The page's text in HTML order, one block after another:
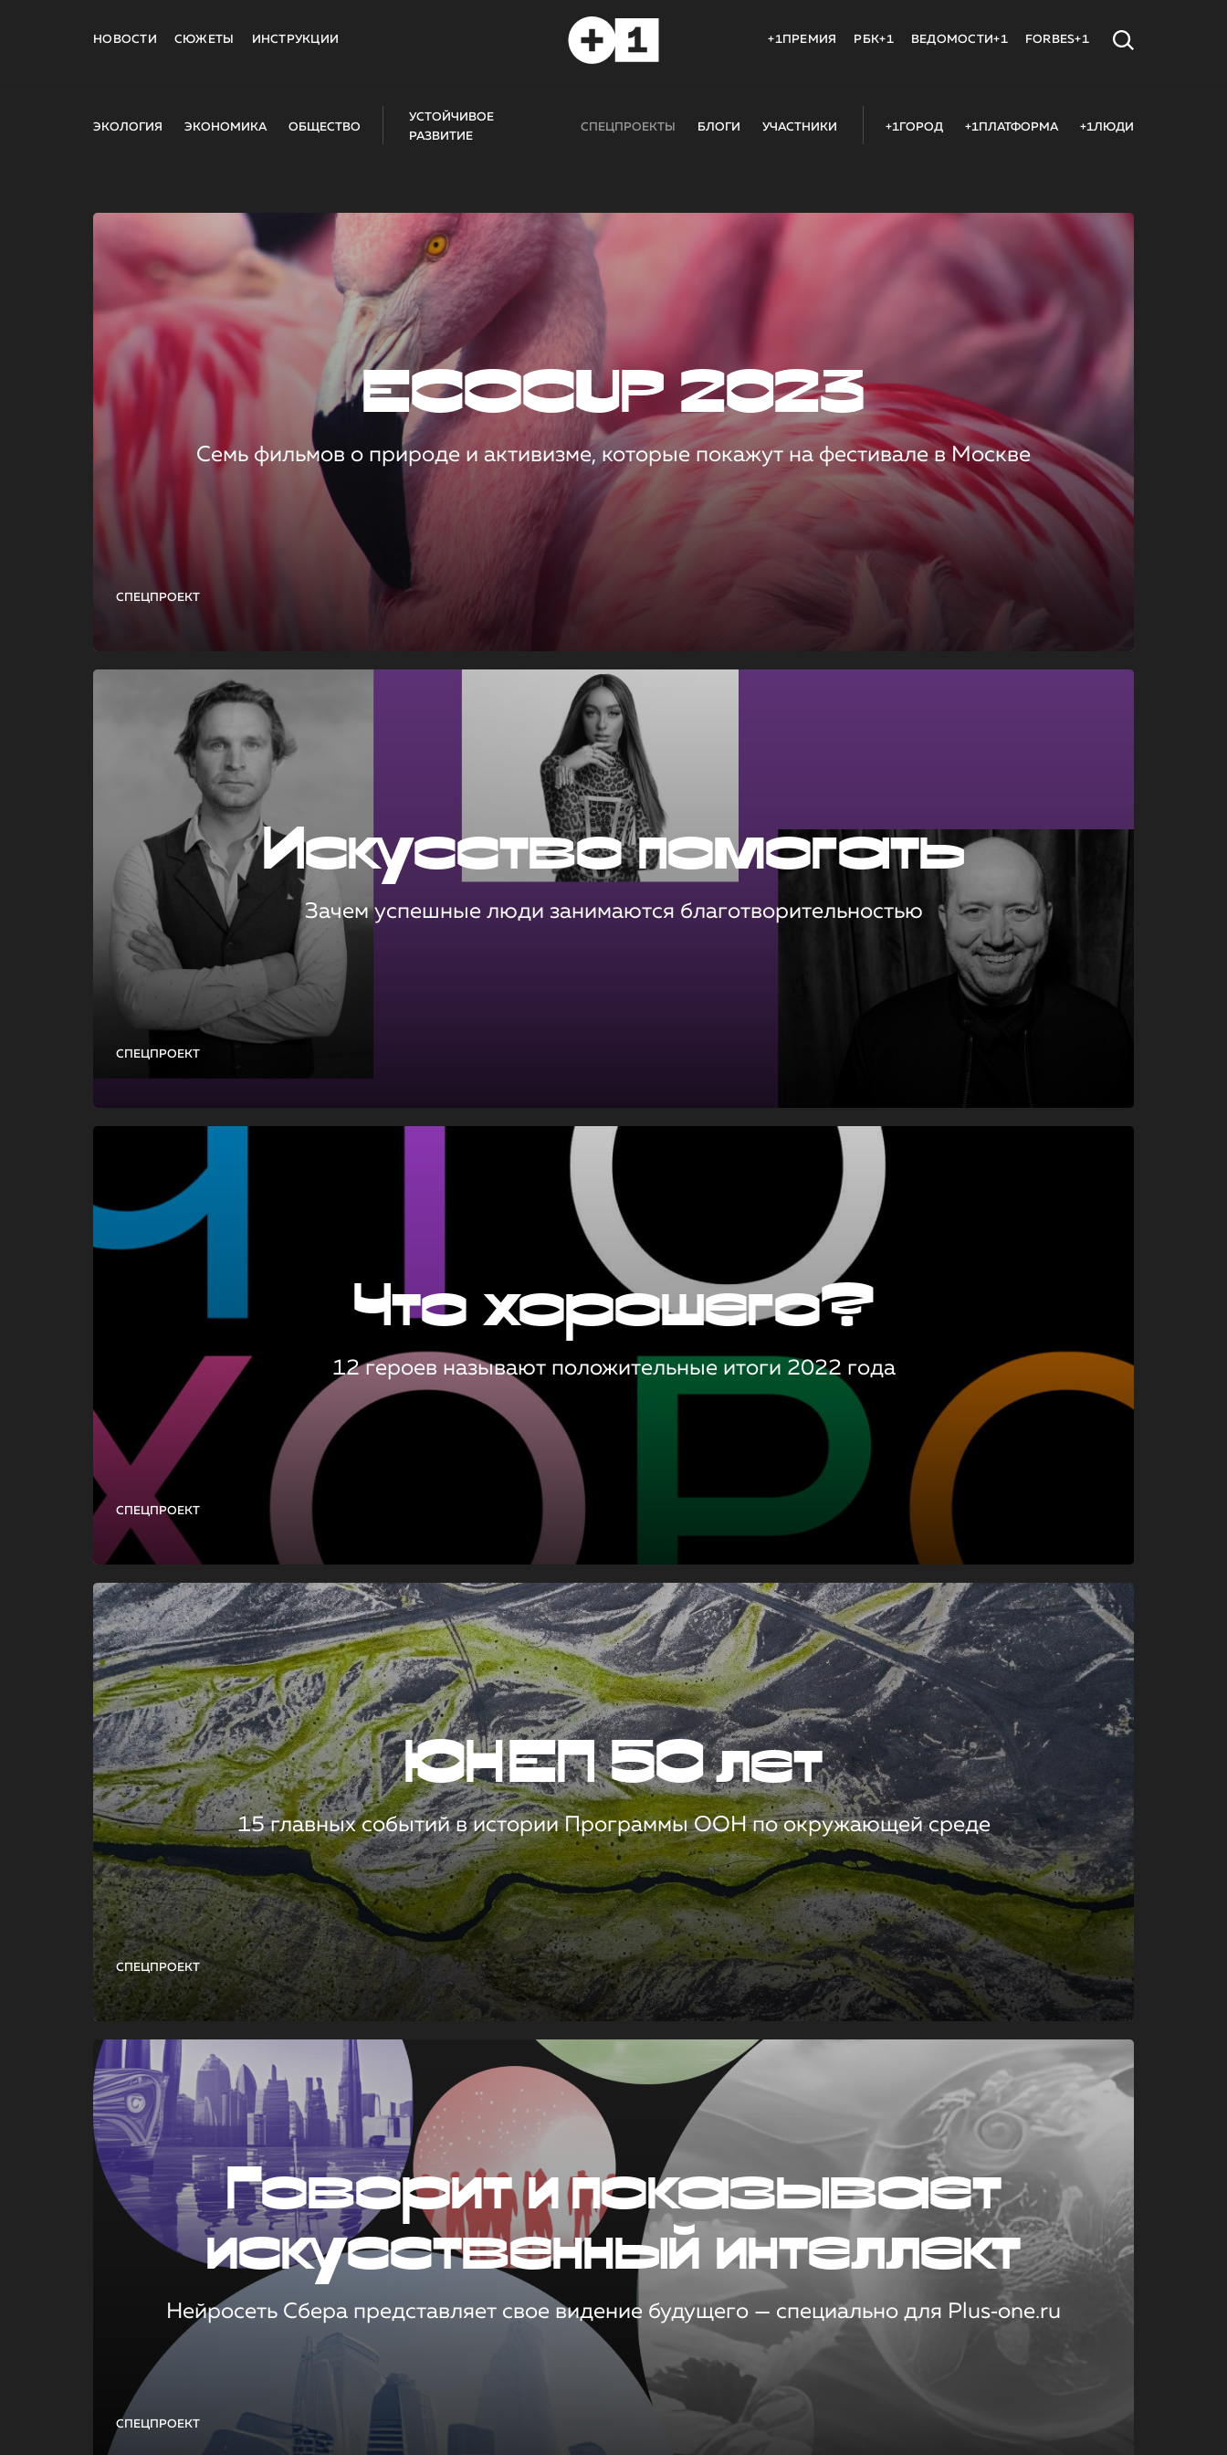
НОВОСТИ СЮЖЕТЫ ИНСТРУКЦИИ +1ПРЕМИЯ РБК+1 ВЕДОМОСТИ+1 FORBES+1
ЭКОЛОГИЯ ЭКОНОМИКА ОБЩЕСТВО
УСТОЙЧИВОЕ
РАЗВИТИЕ
СПЕЦПРОЕКТЫ БЛОГИ УЧАСТНИКИ +1ГОРОД +1ПЛАТФОРМА +1ЛЮДИ
СПЕЦПРОЕКТ
ECOCUP 2023
Семь фильмов о природе и активизме, которые покажут на фестивале в Москве
СПЕЦПРОЕКТ
Искусство помогать
Зачем успешные люди занимаются благотворительностью
СПЕЦПРОЕКТ
Что хорошего?
12 героев называют положительные итоги 2022 года
СПЕЦПРОЕКТ
ЮНЕП 50 лет
15 главных событий в истории Программы ООН по окружающей среде
СПЕЦПРОЕКТ
Говорит и показывает
искусственный интеллект
Нейросеть Сбера представляет свое видение будущего — специально для Plus‑one.ru